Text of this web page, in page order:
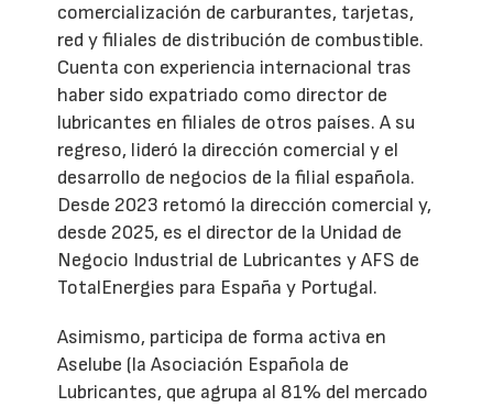
comercialización de carburantes, tarjetas,
red y filiales de distribución de combustible.
Cuenta con experiencia internacional tras
haber sido expatriado como director de
lubricantes en filiales de otros países. A su
regreso, lideró la dirección comercial y el
desarrollo de negocios de la filial española.
Desde 2023 retomó la dirección comercial y,
desde 2025, es el director de la Unidad de
Negocio Industrial de Lubricantes y AFS de
TotalEnergies para España y Portugal.
Asimismo, participa de forma activa en
Aselube (la Asociación Española de
Lubricantes, que agrupa al 81% del mercado